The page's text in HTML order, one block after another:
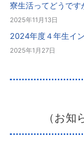
寮生活ってどうです
2025年11月13日
2024年度４年生イ
2025年1月27日
（お知